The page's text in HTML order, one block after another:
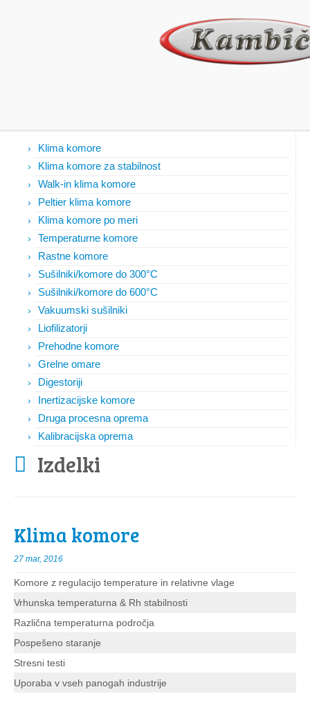
Klima komore
Klima komore za stabilnost
Walk-in klima komore
Peltier klima komore
Klima komore po meri
Temperaturne komore
Rastne komore
Sušilniki/komore do 300°C
Sušilniki/komore do 600°C
Vakuumski sušilniki
Liofilizatorji
Prehodne komore
Grelne omare
Digestoriji
Inertizacijske komore
Druga procesna oprema
Kalibracijska oprema
Izdelki
Klima komore
27 mar, 2016
Komore z regulacijo temperature in relativne vlage
Vrhunska temperaturna & Rh stabilnosti
Različna temperaturna področja
Pospešeno staranje
Stresni testi
Uporaba v vseh panogah industrije